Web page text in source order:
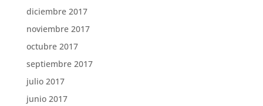
diciembre 2017
noviembre 2017
octubre 2017
septiembre 2017
julio 2017
junio 2017